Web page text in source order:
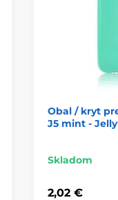
Obal / kryt
J5 mint - Jelly
Skladom
2,02 €